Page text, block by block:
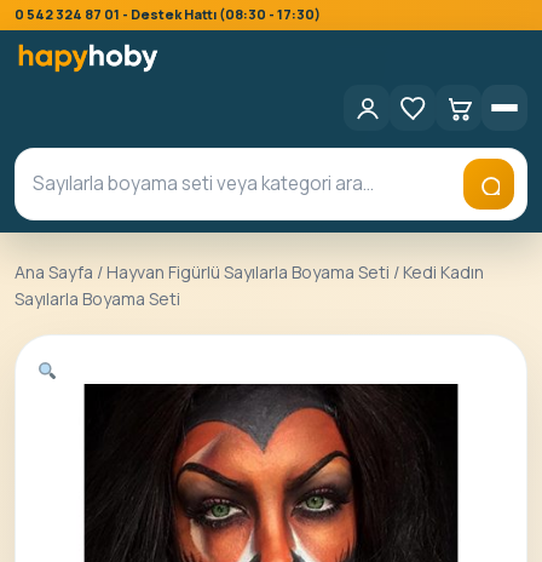
0 542 324 87 01 - Destek Hattı (08:30 - 17:30)
Ana Sayfa / Hayvan Figürlü Sayılarla Boyama Seti / Kedi Kadın
Sayılarla Boyama Seti